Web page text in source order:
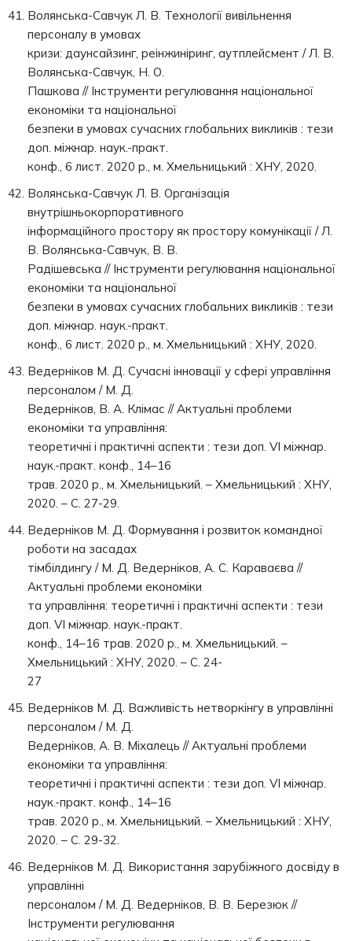
Волянська-Савчук Л. В. Технології вивільнення
персоналу в умовах
кризи: даунсайзинг, реінжиніринг, аутплейсмент / Л. В.
Волянська-Савчук, Н. О.
Пашкова // Інструменти регулювання національної
економіки та національної
безпеки в умовах сучасних глобальних викликів : тези
доп. міжнар. наук.-практ.
конф., 6 лист. 2020 р., м. Хмельницький : ХНУ, 2020.
Волянська-Савчук Л. В. Організація
внутрішньокорпоративного
інформаційного простору як простору комунікації / Л.
В. Волянська-Савчук, В. В.
Радішевська // Інструменти регулювання національної
економіки та національної
безпеки в умовах сучасних глобальних викликів : тези
доп. міжнар. наук.-практ.
конф., 6 лист. 2020 р., м. Хмельницький : ХНУ, 2020.
Ведерніков М. Д. Сучасні інновації у сфері управління
персоналом / М. Д.
Ведерніков, В. А. Клімас // Актуальні проблеми
економіки та управління:
теоретичні і практичні аспекти : тези доп. VI міжнар.
наук.-практ. конф., 14–16
трав. 2020 р., м. Хмельницький. – Хмельницький : ХНУ,
2020. – С. 27-29.
Ведерніков М. Д. Формування і розвиток командної
роботи на засадах
тімбілдингу / М. Д. Ведерніков, А. С. Караваєва //
Актуальні проблеми економіки
та управління: теоретичні і практичні аспекти : тези
доп. VI міжнар. наук.-практ.
конф., 14–16 трав. 2020 р., м. Хмельницький. –
Хмельницький : ХНУ, 2020. – С. 24-
27
Ведерніков М. Д. Важливість нетворкінгу в управлінні
персоналом / М. Д.
Ведерніков, А. В. Міхалець // Актуальні проблеми
економіки та управління:
теоретичні і практичні аспекти : тези доп. VI міжнар.
наук.-практ. конф., 14–16
трав. 2020 р., м. Хмельницький. – Хмельницький : ХНУ,
2020. – С. 29-32.
Ведерніков М. Д. Використання зарубіжного досвіду в
управлінні
персоналом / М. Д. Ведерніков, В. В. Березюк //
Інструменти регулювання